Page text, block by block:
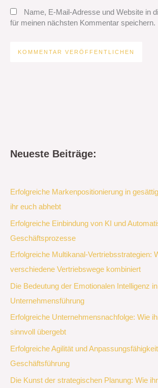
Name, E-Mail-Adresse und Website in
für meinen nächsten Kommentar speichern.
Neueste Beiträge:
Erfolgreiche Markenpositionierung in
ihr euch abhebt
Erfolgreiche Einbindung von KI und
Geschäftsprozesse
Erfolgreiche Multikanal-Vertriebsstrategien:
verschiedene Vertriebswege kombiniert
Die Bedeutung der Emotionalen Intelligenz
Unternehmensführung
Erfolgreiche Unternehmensnachfolge: Wie
sinnvoll übergebt
Erfolgreiche Agilität und
Geschäftsführung
Die Kunst der strategischen Planung: Wie